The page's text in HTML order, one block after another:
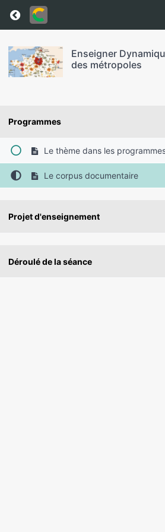
Return to course:
Enseigner
des métropoles
Programmes
Le thème dans les
Le corpus documentaire
Projet d'enseignement
Déroulé de la séance